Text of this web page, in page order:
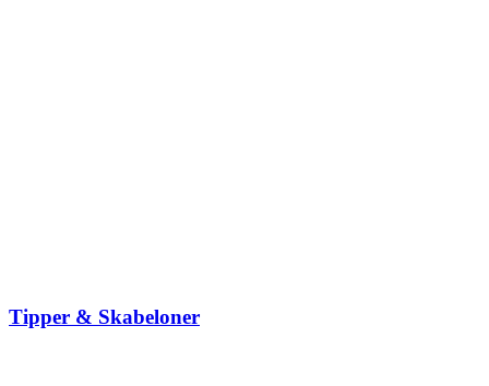
Tipper & Skabeloner